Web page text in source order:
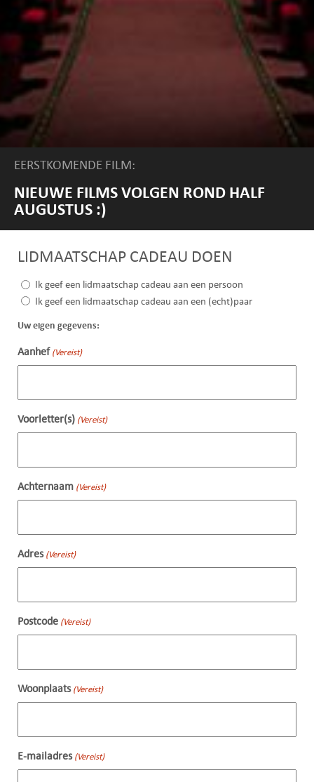
EERSTKOMENDE FILM:
NIEUWE FILMS VOLGEN ROND HALF
AUGUSTUS :)
LIDMAATSCHAP CADEAU DOEN
(Vereist)Ik geef een lidmaatschap cadeau aan een persoon
Ik geef een lidmaatschap cadeau aan een (echt)paar
Uw eigen gegevens:
Aanhef (Vereist)
Voorletter(s) (Vereist)
Achternaam (Vereist)
Adres (Vereist)
Postcode (Vereist)
Woonplaats (Vereist)
E-mailadres (Vereist)